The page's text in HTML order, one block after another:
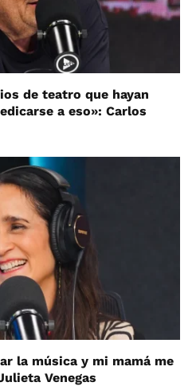
de teatro que hayan
a eso»: Carlos
la música y mi mamá me
Venegas